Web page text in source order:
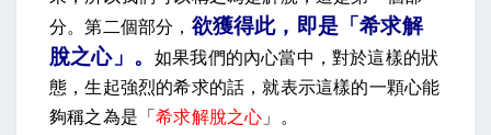
分。第二個部分， 欲獲得此，即是「希求解
脫之心」 。如果我們的內心當中，對於這樣的狀
態，生起強烈的希求的話，就表示這樣的一顆心能
夠稱之為是「希求解脫之心 」。